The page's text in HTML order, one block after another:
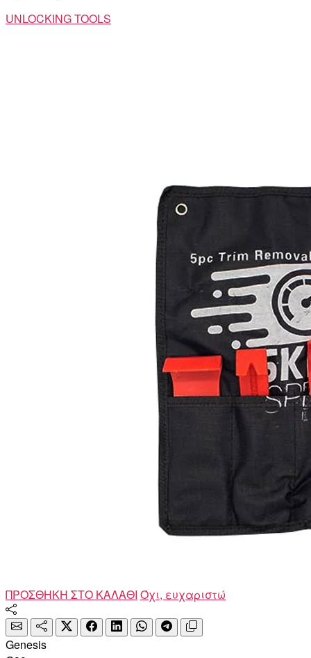
UNLOCKING TOOLS
ΠΡΟΣΘΗΚΗ ΣΤΟ ΚΑΛΑΘΙ Όχι, ευχαριστώ
Genesis